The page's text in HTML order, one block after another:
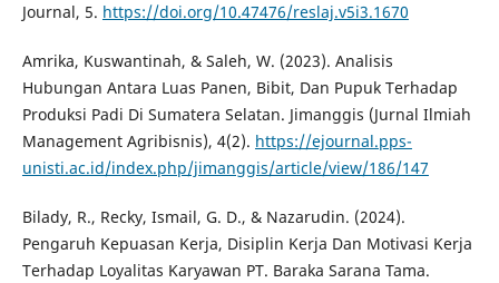
Journal, 5. https://doi.org/10.47476/reslaj.v5i3.1670
Amrika, Kuswantinah, & Saleh, W. (2023). Analisis
Hubungan Antara Luas Panen, Bibit, Dan Pupuk Terhadap
Produksi Padi Di Sumatera Selatan. Jimanggis (Jurnal Ilmiah
Management Agribisnis), 4(2). https://ejournal.pps-
unisti.ac.id/index.php/jimanggis/article/view/186/147
Bilady, R., Recky, Ismail, G. D., & Nazarudin. (2024).
Pengaruh Kepuasan Kerja, Disiplin Kerja Dan Motivasi Kerja
Terhadap Loyalitas Karyawan PT. Baraka Sarana Tama.